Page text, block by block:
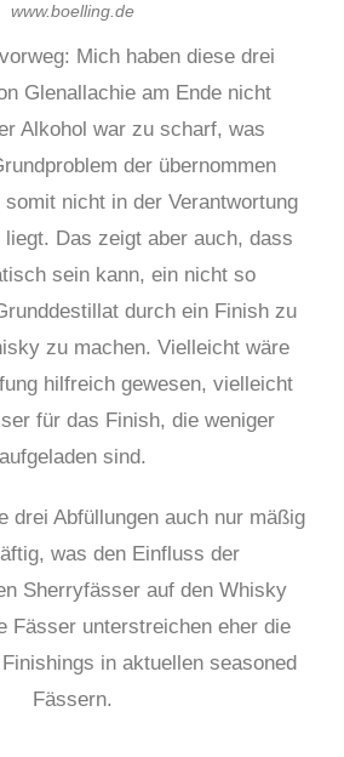
www.boelling.de
Mich haben diese drei
Glenallachie am Ende nicht
Alkohol war zu scharf, was
der übernommen
nicht in der Verantwortung
Das zeigt aber auch, dass
sein kann, ein nicht so
durch ein Finish zu
zu machen. Vielleicht wäre
hilfreich gewesen, vielleicht
für das Finish, die weniger
aufgeladen sind.
drei Abfüllungen auch nur mäßig
was den Einfluss der
Sherryfässer auf den Whisky
Fässer unterstreichen eher die
in aktuellen seasoned
Fässern.